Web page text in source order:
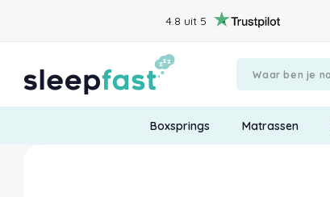
4.8 uit 5
Boxsprings Matrassen